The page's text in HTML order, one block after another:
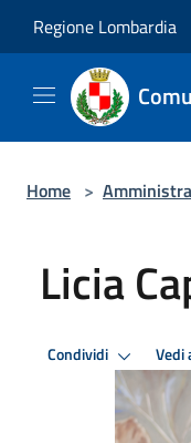
Regione Lombardia
Home >
Licia
Condividi Vedi